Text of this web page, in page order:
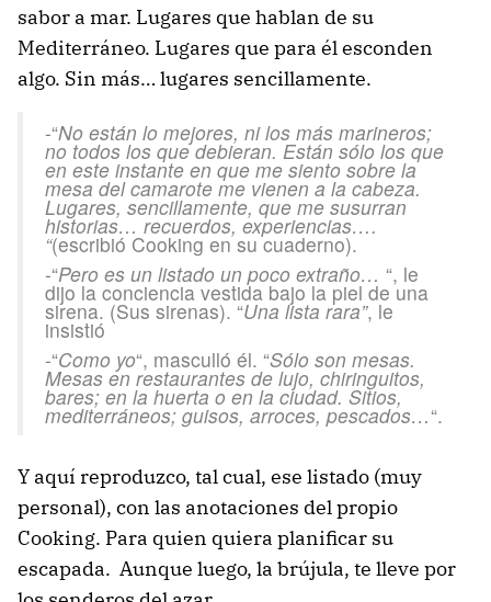
sabor a mar. Lugares que hablan de su
Mediterráneo. Lugares que para él esconden
algo. Sin más… lugares sencillamente.
-“No están lo mejores, ni los más marineros;
no todos los que debieran. Están sólo los que
en este instante en que me siento sobre la
mesa del camarote me vienen a la cabeza.
Lugares, sencillamente, que me susurran
historias… recuerdos, experiencias….
“(escribió Cooking en su cuaderno).
-“Pero es un listado un poco extraño… “, le
dijo la conciencia vestida bajo la piel de una
sirena. (Sus sirenas). “Una lista rara”, le
insistió
-“Como yo“, masculló él. “Sólo son mesas.
Mesas en restaurantes de lujo, chiringuitos,
bares; en la huerta o en la ciudad. Sitios,
mediterráneos; guisos, arroces, pescados…“.
Y aquí reproduzco, tal cual, ese listado (muy
personal), con las anotaciones del propio
Cooking. Para quien quiera planificar su
escapada. Aunque luego, la brújula, te lleve por